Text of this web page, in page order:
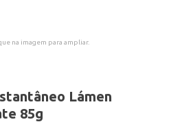
na imagem para ampliar.
Lámen
85g